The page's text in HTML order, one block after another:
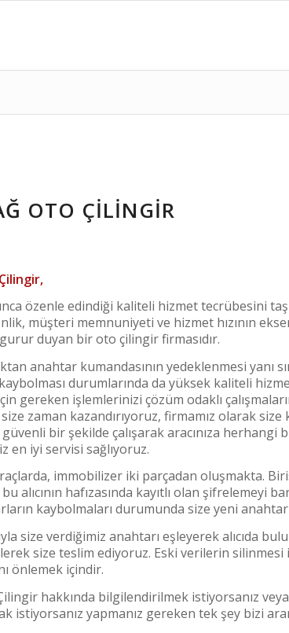
OTO ÇILINGIR
özenle edindiği kaliteli hizmet tecrübesini
müşteri memnuniyeti ve hizmet hızının
duyan bir oto çilingir firmasıdır.
anahtar kumandasının yedeklenmesi yanı
durumlarında da yüksek kaliteli
gereken işlemlerinizi çözüm odaklı
zaman kazandırıyoruz, firmamız olarak
güvenli bir şekilde çalışarak aracınıza
en iyi servisi sağlıyoruz.
immobilizer iki parçadan oluşmakta.
bu alıcının hafızasında kayıtlı olan şifrelemeyi
kaybolmaları durumunda size yeni
size verdiğimiz anahtarı eşleyerek alıcıda
size teslim ediyoruz. Eski verilerin
önlemek içindir.
hakkında bilgilendirilmek istiyorsanız
istiyorsanız yapmanız gereken tek şey bizi